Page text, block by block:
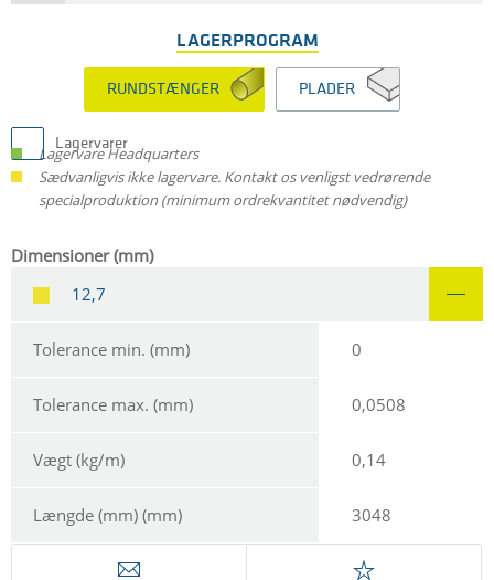
LAGERPROGRAM
RUNDSTÆNGER PLADER
Lagervarer
Lagervare Headquarters
Sædvanligvis ikke lagervare. Kontakt os venligst vedrørende
specialproduktion (minimum ordrekvantitet nødvendig)
Dimensioner (mm)
12,7
Tolerance min. (mm) 0
Tolerance max. (mm) 0,0508
Vægt (kg/m) 0,14
Længde (mm) (mm) 3048